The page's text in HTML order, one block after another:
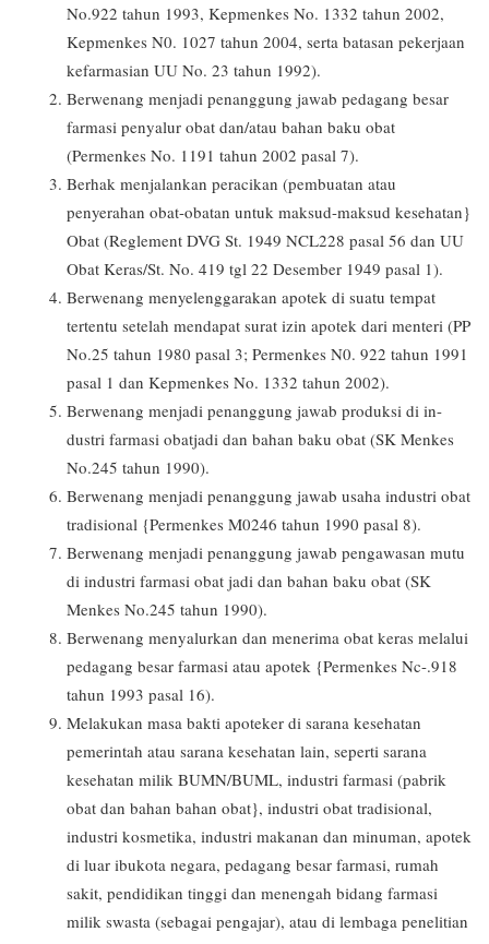
No.922 tahun 1993, Kepmenkes No. 1332 tahun 2002,
Kepmenkes N0. 1027 tahun 2004, serta batasan pekerjaan
kefarmasian UU No. 23 tahun 1992).
Berwenang menjadi penanggung jawab pedagang besar
farmasi penyalur obat dan/atau bahan baku obat
(Permenkes No. 1191 tahun 2002 pasal 7).
Berhak menjalankan peracikan (pembuatan atau
penyerahan obat-obatan untuk maksud-maksud kesehatan}
Obat (Reglement DVG St. 1949 NCL228 pasal 56 dan UU
Obat Keras/St. No. 419 tgl 22 Desember 1949 pasal 1).
Berwenang menyelenggarakan apotek di suatu tempat
tertentu setelah mendapat surat izin apotek dari menteri (PP
No.25 tahun 1980 pasal 3; Permenkes N0. 922 tahun 1991
pasal 1 dan Kepmenkes No. 1332 tahun 2002).
Berwenang menjadi penanggung jawab produksi di in-
dustri farmasi obatjadi dan bahan baku obat (SK Menkes
No.245 tahun 1990).
Berwenang menjadi penanggung jawab usaha industri obat
tradisional {Permenkes M0246 tahun 1990 pasal 8).
Berwenang menjadi penanggung jawab pengawasan mutu
di industri farmasi obat jadi dan bahan baku obat (SK
Menkes No.245 tahun 1990).
Berwenang menyalurkan dan menerima obat keras melalui
pedagang besar farmasi atau apotek {Permenkes Nc-.918
tahun 1993 pasal 16).
Melakukan masa bakti apoteker di sarana kesehatan
pemerintah atau sarana kesehatan lain, seperti sarana
kesehatan milik BUMN/BUML, industri farmasi (pabrik
obat dan bahan bahan obat}, industri obat tradisional,
industri kosmetika, industri makanan dan minuman, apotek
di luar ibukota negara, pedagang besar farmasi, rumah
sakit, pendidikan tinggi dan menengah bidang farmasi
milik swasta (sebagai pengajar), atau di lembaga penelitian